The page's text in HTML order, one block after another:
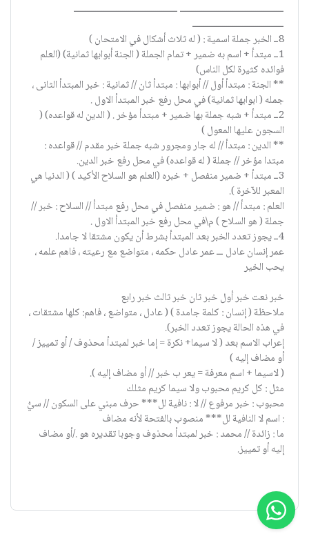
ــــــــــــــــــــــــــــــــــــــــــــــــــ ــــــــــــــــــــــــــــــــــــــــــــــــــ
ــــــــــــــــــــــــــــــــــــــــــــ
8ــ الخبر جملة اسمية : ( له ثلاث أشكال في الامتحان )
1ــ مبتدأ + اسم به ضمير + تمام الجملة ( الجنة أبوابها ثمانية) (العلم
فوائده كثيرة لكل الناس)
** الجنة : مبتدأ أول // أبوابها : مبتدأ ثان // ثمانية : خبر المبتدأ الثانى ،
جمله ( ابوابها ثمانية) في محل رفع خبر المبتدأ الاول .
2ــ مبتدأ + شبه جملة بها ضمير + مبتدأ مؤخر . ( الدين له قواعده) (
السجون عليها المعول )
** الدين : مبتدأ // له جار ومجرور شبه جملة خبر مقدم // قواعده :
مبتدا مؤخر // جملة ( له قواعده) في محل رفع خبر الدين.
3ــ مبتدأ + ضمير منفصل + خبره (العلم هو السلاح الأكيد ) ( الدنيا هي
المعبر للآخرة ).
العلم : مبتدأ // هو : ضمير منفصل في محل رفع مبتدأ // السلاح : خبر //
جملة ( هو السلاح ) م\في محل رفع خبر المبتدأ الاول .
4ــ يجوز تعدد الخبر بعد المبتدأ بشرط أن يكون مشتقا لا جامدا.
عمر إنسان عادل ـــ عمر عادل حكمه ، متواضع مع رعيته ، فاهم علمه ،
يحب الخير
خبر نعت خبر أول خبر ثان خبر ثالث خبر رابع
ملاحظة ( إنسان : كلمة جامدة ) ( عادل ، متواضع ، فاهم: كلها مشتقات ،
في هذه الحالة يجوز تعدد الخبر).
إعراب الاسم بعد ( لا سيما+ نكرة = إما خبر لمبتدأ محذوف / أو تمييز /
أو مضاف إليه )
( لاسيما + اسم معرفة = يعر ب خبر // أو مضاف إليه ).
مثل : كل كريم محبوب ولا سيما كريم مثلك
محبوب : خبر مرفوع // لا : نافية لل*** حرف مبني على السكون // سيَُ
: اسم لا النافية لل*** منصوب بالفتحة لأنه مضاف
ما : زائدة // محمد : خبر لمبتدأ محذوف وجوبا تقديره هو ./أو مضاف
إليه أو تمييز.